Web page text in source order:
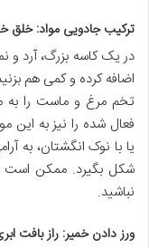
ترکیب جادویی مواد: خلق
در یک کاسه بزرگ، آرد و
اضافه کرده و کمی هم
تخم مرغ و ماست را به
فعال شده را نیز به این
یا با نوک انگشتان، به
شکل بگیرد. ممکن است
نباشید.
ورز دادن خمیر: راز بافت